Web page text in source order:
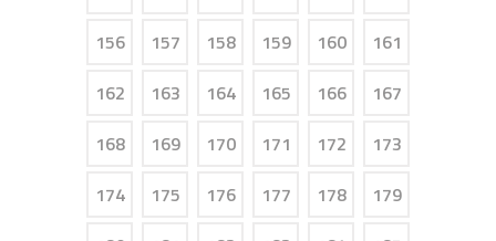
156
157 158 159 160
161
162
163 164 165 166
167
168
169 170 171 172
173
174
175 176 177 178
179